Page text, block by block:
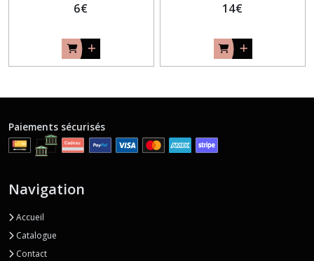
6€ 14€
Paiements sécurisés
Navigation
Accueil
Catalogue
Contact